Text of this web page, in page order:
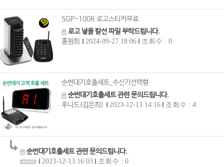
SGP-100R 로고스티커무료
로고 넣을 칼선 파일 부탁드립니다.
홍원희
2024-09-27 18:06 조회수 : 0
순번대기호출세트_수신기선택형
순번대기호출세트 관련 문의드립니다.
후니드(김은희)
2023-12-13 14:16 조회수 : 4
순번대기호출세트 관련 문의드립니다.
2023-12-13 16:03 조회수 : 0